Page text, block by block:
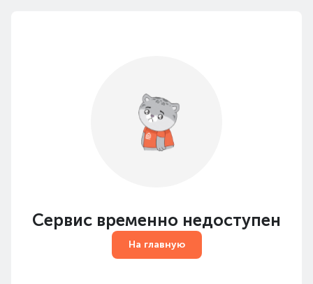
Сервис временно недоступен
На главную